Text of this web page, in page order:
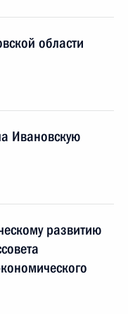
области
Ивановскую
развитию